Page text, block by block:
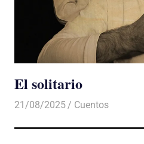
El solitario
21/08/2025 De todo un Poco
Cuentos